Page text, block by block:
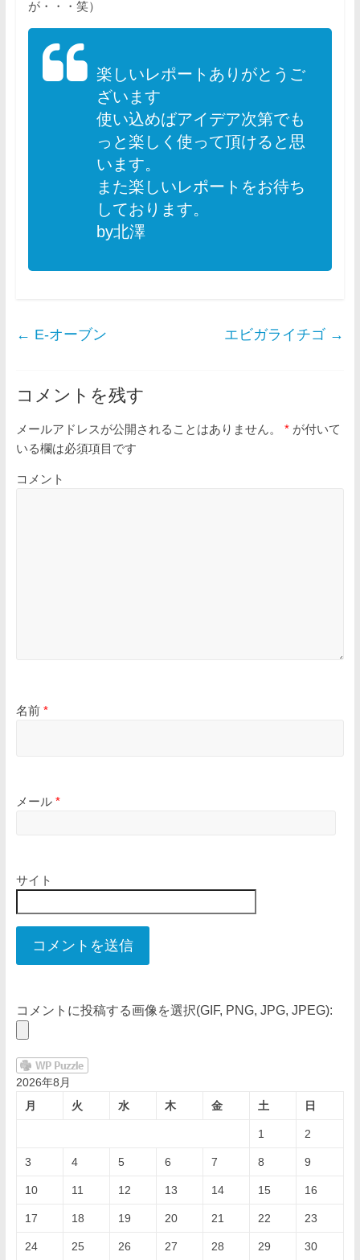
が・・・笑）
楽しいレポートありがとうご
ざいます
使い込めばアイデア次第でも
っと楽しく使って頂けると思
います。
また楽しいレポートをお待ち
しております。
by北澤
← E-オーブン エビガライチゴ →
コメントを残す
メールアドレスが公開されることはありません。 *が付いて
いる欄は必須項目です
コメント
名前 *
メール *
サイト
コメントに投稿する画像を選択(GIF, PNG, JPG, JPEG):
2026年8月
月
火 水 木 金 土 日
1 2
3 4 5 6 7 8 9
10 11 12 13 14 15 16
17 18 19 20 21 22 23
24 25 26 27 28 29 30